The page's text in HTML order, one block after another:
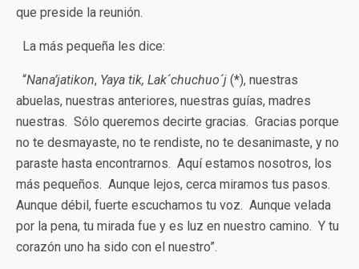
que preside la reunión.
La más pequeña les dice:
“Nana’jatikon, Yaya tik, Lak´chuchuo´j (*), nuestras
abuelas, nuestras anteriores, nuestras guías, madres
nuestras. Sólo queremos decirte gracias. Gracias porque
no te desmayaste, no te rendiste, no te desanimaste, y no
paraste hasta encontrarnos. Aquí estamos nosotros, los
más pequeños. Aunque lejos, cerca miramos tus pasos.
Aunque débil, fuerte escuchamos tu voz. Aunque velada
por la pena, tu mirada fue y es luz en nuestro camino. Y tu
corazón uno ha sido con el nuestro”.